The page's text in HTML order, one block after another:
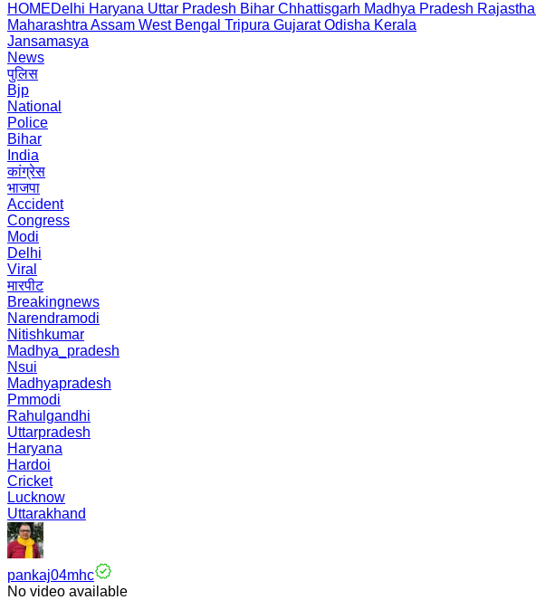
HOMEDelhi Haryana Uttar Pradesh Bihar Chhattisgarh Madhya Pradesh
Maharashtra Assam West Bengal Tripura Gujarat Odisha Kerala
Jansamasya
News
पुलिस
Bjp
National
Police
Bihar
India
कांग्रेस
भाजपा
Accident
Congress
Modi
Delhi
Viral
मारपीट
Breakingnews
Narendramodi
Nitishkumar
Madhya_pradesh
Nsui
Madhyapradesh
Pmmodi
Rahulgandhi
Uttarpradesh
Haryana
Hardoi
Cricket
Lucknow
Uttarakhand
pankaj04mhc
No video available